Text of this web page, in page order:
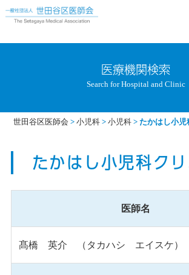
医療機関検索
Search for Hospital and Clinic
世田谷区医師会 >小児科 >小児科 >たかはし小児
たかはし小児科ク
医師名
髙橋 英介 （タカハシ エイスケ）